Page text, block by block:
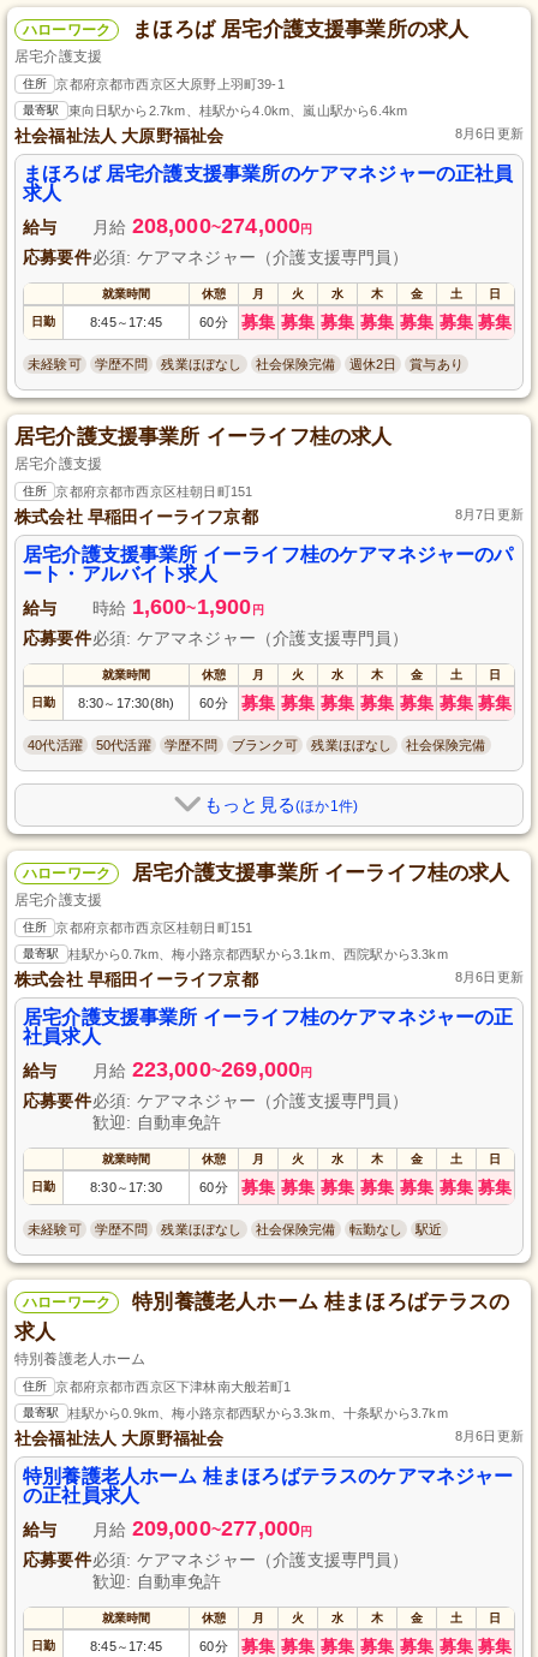
ハローワーク まほろば 居宅介護支援事業所の求人
居宅介護支援
住所 京都府京都市西京区大原野上羽町39-1
最寄駅 東向日駅から2.7km、桂駅から4.0km、嵐山駅から6.4km
社会福祉法人 大原野福祉会 8月6日更新
まほろば 居宅介護支援事業所のケアマネジャーの正社員
求人
給与 月給 208,000~274,000円
応募要件必須: ケアマネジャー（介護支援専門員）
就業時間 休憩 月 火 水 木 金 土 日
日勤 8:45～ 17:45 60分 募集 募集 募集 募集 募集 募集 募集
未経験可 学歴不問 残業ほぼなし 社会保険完備 週休2日 賞与あり
居宅介護支援事業所 イーライフ桂の求人
居宅介護支援
住所 京都府京都市西京区桂朝日町151
株式会社 早稲田イーライフ京都 8月7日更新
居宅介護支援事業所 イーライフ桂のケアマネジャーのパ
ート・アルバイト求人
給与 時給 1,600~1,900 円
応募要件必須: ケアマネジャー（介護支援専門員）
就業時間 休憩 月 火 水 木 金 土 日
日勤 8:30～ 17:30(8h) 60分 募集 募集 募集 募集 募集 募集 募集
40代活躍 50代活躍 学歴不問 ブランク可 残業ほぼなし 社会保険完備
もっと見る(ほか1件)
ハローワーク 居宅介護支援事業所 イーライフ桂の求人
居宅介護支援
住所 京都府京都市西京区桂朝日町151
最寄駅 桂駅から0.7km、梅小路京都西駅から3.1km、西院駅から3.3km
株式会社 早稲田イーライフ京都 8月6日更新
居宅介護支援事業所 イーライフ桂のケアマネジャーの正
社員求人
給与 月給 223,000~269,000円
応募要件必須: ケアマネジャー（介護支援専門員）
歓迎: 自動車免許
就業時間 休憩 月 火 水 木 金 土 日
日勤 8:30～ 17:30 60分 募集 募集 募集 募集 募集 募集 募集
未経験可 学歴不問 残業ほぼなし 社会保険完備 転勤なし 駅近
ハローワーク
特別養護老人ホーム 桂まほろばテラスの
求人
特別養護老人ホーム
住所 京都府京都市西京区下津林南大般若町1
最寄駅 桂駅から0.9km、梅小路京都西駅から3.3km、十条駅から3.7km
社会福祉法人 大原野福祉会 8月6日更新
特別養護老人ホーム 桂まほろばテラスのケアマネジャー
の正社員求人
給与 月給 209,000~277,000円
応募要件必須: ケアマネジャー（介護支援専門員）
歓迎: 自動車免許
就業時間 休憩 月 火 水 木 金 土 日
日勤 8:45～ 17:45 60分 募集 募集 募集 募集 募集 募集 募集